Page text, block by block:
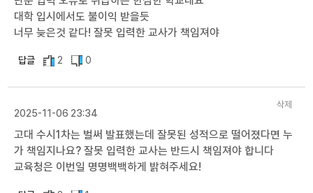
대학 입시에서도 불이익 받을듯
너무 늦은것 같다! 잘못 입력한 교사가 책임져야
답글 2 0
2025-11-06 23:34
고대 수시1차는 벌써 발표했는데 잘못된 성적으로 떨어졌다면 누
가 책임지나요? 잘못 입력한 교사는 반드시 책임져야 합니다
교육청은 이번일 명명백백하게 밝혀주세요!
삭제